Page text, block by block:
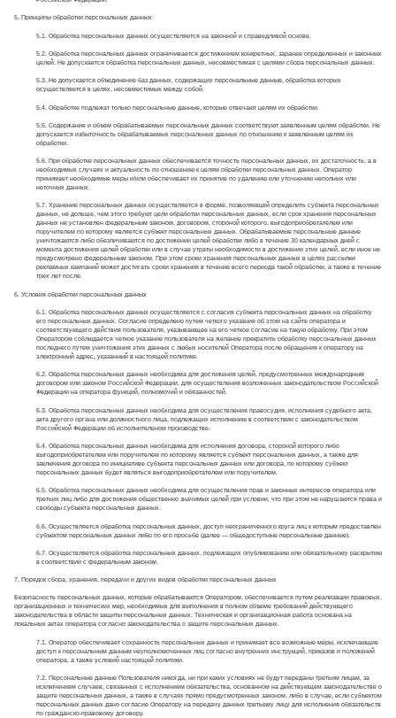
5. Принципы обработки персональных данных
5.1. Обработка персональных данных осуществляется на законной и справедливой основе.
5.2. Обработка персональных данных ограничивается достижением конкретных, заранее определенных и законных
целей. Не допускается обработка персональных данных, несовместимая с целями сбора персональных данных.
5.3. Не допускается объединение баз данных, содержащих персональные данные, обработка которых
осуществляется в целях, несовместимых между собой.
5.4. Обработке подлежат только персональные данные, которые отвечают целям их обработки.
5.5. Содержание и объем обрабатываемых персональных данных соответствуют заявленным целям обработки. Не
допускается избыточность обрабатываемых персональных данных по отношению к заявленным целям их
обработки.
5.6. При обработке персональных данных обеспечивается точность персональных данных, их достаточность, а в
необходимых случаях и актуальность по отношению к целям обработки персональных данных. Оператор
принимает необходимые меры и/или обеспечивает их принятие по удалению или уточнению неполных или
неточных данных.
5.7. Хранение персональных данных осуществляется в форме, позволяющей определить субъекта персональных
данных, не дольше, чем этого требуют цели обработки персональных данных, если срок хранения персональных
данных не установлен федеральным законом, договором, стороной которого, выгодоприобретателем или
поручителем по которому является субъект персональных данных. Обрабатываемые персональные данные
уничтожаются либо обезличиваются по достижении целей обработки либо в течение 30 календарных дней с
момента достижения целей обработки или в случае утраты необходимости в достижении этих целей, если иное не
предусмотрено федеральным законом. При этом сроки хранения персональных данных в целях рассылки
рекламных кампаний может достигать сроки хранения в течение всего периода такой обработки, а также в течение
трех лет после.
6. Условия обработки персональных данных
6.1. Обработка персональных данных осуществляется с согласия субъекта персональных данных на обработку
его персональных данных. Согласие определено путем четкого указания об этом на сайте оператора и
соответствующего действия пользователя, указывающее на его четкое согласие на такую обработку. При этом
Оператором соблюдается четкое указание пользователя на желание прекратить обработку персональных данных
последнего путем уничтожения этих данных с любых носителей Оператора после обращения к оператору на
электронный адрес, указанный в настоящей политике.
6.2. Обработка персональных данных необходима для достижения целей, предусмотренных международным
договором или законом Российской Федерации, для осуществления возложенных законодательством Российской
Федерации на оператора функций, полномочий и обязанностей.
6.3. Обработка персональных данных необходима для осуществления правосудия, исполнения судебного акта,
акта другого органа или должностного лица, подлежащих исполнению в соответствии с законодательством
Российской Федерации об исполнительном производстве.
6.4. Обработка персональных данных необходима для исполнения договора, стороной которого либо
выгодоприобретателем или поручителем по которому является субъект персональных данных, а также для
заключения договора по инициативе субъекта персональных данных или договора, по которому субъект
персональных данных будет являться выгодоприобретателем или поручителем.
6.5. Обработка персональных данных необходима для осуществления прав и законных интересов оператора или
третьих лиц либо для достижения общественно значимых целей при условии, что при этом не нарушаются права и
свободы субъекта персональных данных.
6.6. Осуществляется обработка персональных данных, доступ неограниченного круга лиц к которым предоставлен
субъектом персональных данных либо по его просьбе (далее — общедоступные персональные данные).
6.7. Осуществляется обработка персональных данных, подлежащих опубликованию или обязательному раскрытию
в соответствии с федеральным законом.
7. Порядок сбора, хранения, передачи и других видов обработки персональных данных
Безопасность персональных данных, которые обрабатываются Оператором, обеспечивается путем реализации правовых,
организационных и технических мер, необходимых для выполнения в полном объеме требований действующего
законодательства в области защиты персональных данных. Техническая и организационная работа основана на
локальных актах оператора согласно законодательства о защите персональных данных.
7.1. Оператор обеспечивает сохранность персональных данных и принимает все возможные меры, исключающие
доступ к персональным данным неуполномоченных лиц согласно внутренних инструкций, приказов и положений
оператора, а также условий настоящей политики.
7.2. Персональные данные Пользователя никогда, ни при каких условиях не будут переданы третьим лицам, за
исключением случаев, связанных с исполнением обязательства, основанном на действующем законодательстве о
защите персональных данных, а также в случаях прямо предусмотренных законом, либо в случае, если субъектом
персональных данных дано согласие Оператору на передачу данных третьему лицу для исполнения обязательств
по гражданско-правовому договору.